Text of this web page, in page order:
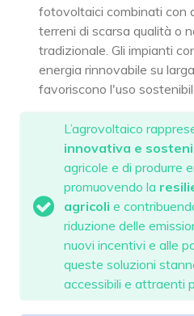
fotovoltaici combinati con
terreni di scarsa qualità o
tradizionale. Gli impianti
energia rinnovabile su
favoriscono l'uso
L’agrovoltaico
innovativa e
agricole e di produrre
promuovendo la
agricoli e
riduzione delle
nuovi incentivi e alle
queste soluzioni
accessibili e attraenti